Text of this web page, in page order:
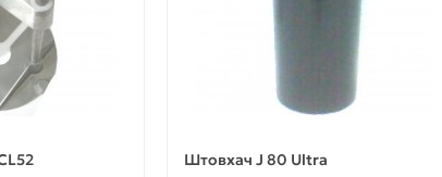
Штовхач J 80 Ultra